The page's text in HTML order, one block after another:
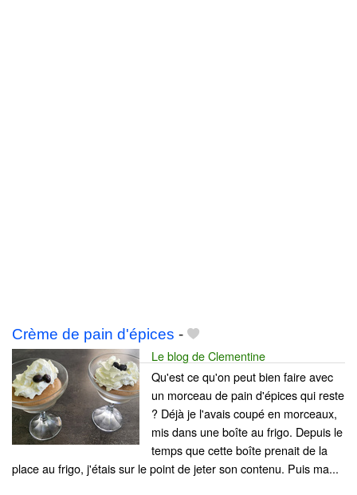
Crème de pain d'épices -
Le blog de Clementine
Qu'est ce qu'on peut bien faire avec
un morceau de pain d'épices qui reste
? Déjà je l'avais coupé en morceaux,
mis dans une boîte au frigo. Depuis le
temps que cette boîte prenait de la
place au frigo, j'étais sur le point de jeter son contenu. Puis ma...